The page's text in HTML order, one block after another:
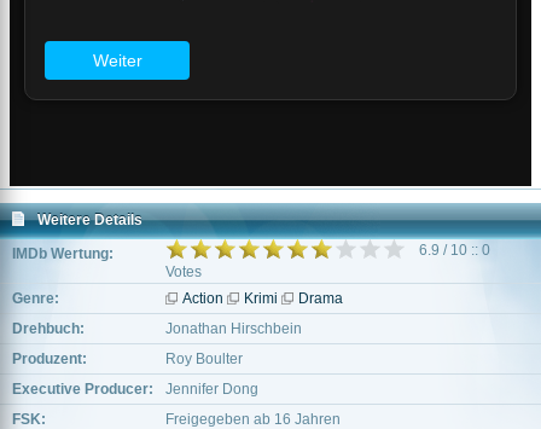
Weitere Details
IMDb Wertung:
6.9 / 10 :: 0
Votes
Genre:
Action Krimi
Drama
Drehbuch:
Jonathan Hirschbein
Produzent:
Roy Boulter
Executive Producer:
Jennifer Dong
FSK:
Freigegeben ab 16 Jahren